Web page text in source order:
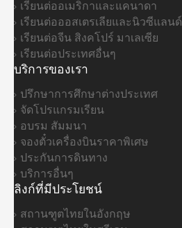
เรียนต่ออเมริกาและแคนาดา
เรียนต่อออสเตรเลียและนิวซีแลนด์
เรียนต่อจีน สิงคโปร์ มาเลเซีย
เรียนต่อประเทศอื่นๆ
บริการของเรา
ปรึกษาการศึกษาต่างประเทศ
จัดโปรแกรมเรียน
อบรม สัมมนา
จองตั๋วเครื่องบินราคาพิเศษ
ประกันการดินทาง
บริการอื่นๆ
ลิงก์ที่มีประโยชน์
สถานฑูตไทยในอังกฤษ